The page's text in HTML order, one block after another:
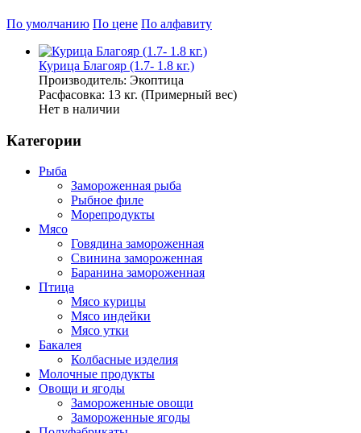
По умолчанию По цене По алфавиту
Курица Благояр (1.7- 1.8 кг.)
Производитель: Экоптица
Расфасовка: 13 кг. (Примерный вес)
Нет в наличии
Категории
Рыба
Замороженная рыба
Рыбное филе
Морепродукты
Мясо
Говядина замороженная
Свинина замороженная
Баранина замороженная
Птица
Мясо курицы
Мясо индейки
Мясо утки
Бакалея
Колбасные изделия
Молочные продукты
Овощи и ягоды
Замороженные овощи
Замороженные ягоды